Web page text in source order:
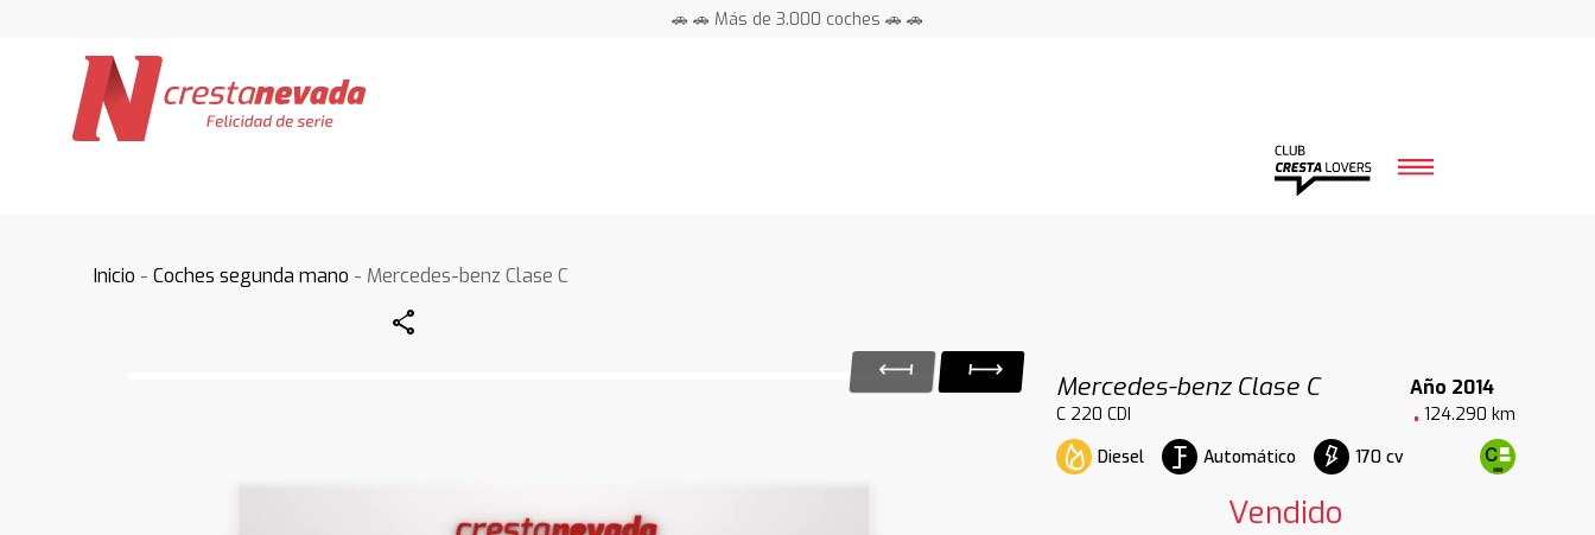
🚗 🚗 Más de 3.000 coches 🚗 🚗
Inicio -Coches segunda mano - Mercedes-benz Clase C
Share
Mercedes-benz Clase C
Año 2014
C 220 CDI
124.290 km
Diesel
Automático 170 cv
Vendido